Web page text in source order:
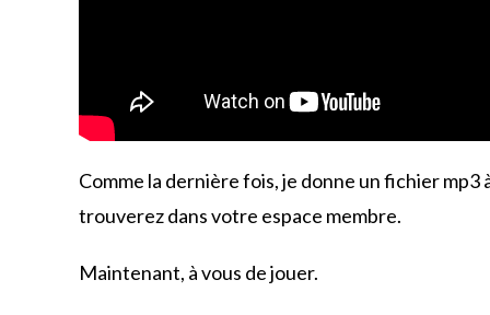
Comme la dernière fois, je donne un fichier
trouverez dans votre espace membre.
Maintenant, à vous de jouer.